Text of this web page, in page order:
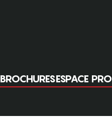
BROCHURESESPACE PRO